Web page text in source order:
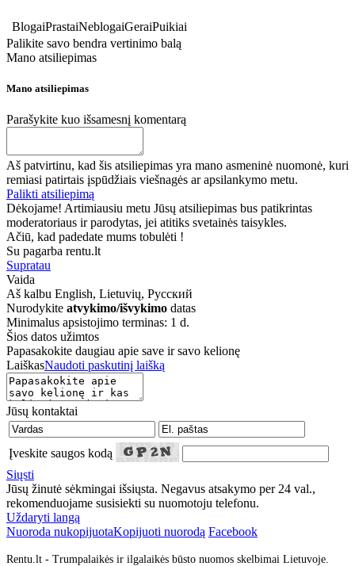
BlogaiPrastaiNeblogaiGeraiPuikiai
Palikite savo bendra vertinimo balą
Mano atsiliepimas
Mano atsiliepimas
Parašykite kuo išsamesnį komentarą
Aš patvirtinu, kad šis atsiliepimas yra mano asmeninė nuomonė, kuri
remiasi patirtais įspūdžiais viešnagės ar apsilankymo metu.
Palikti atsiliepimą
Dėkojame! Artimiausiu metu Jūsų atsiliepimas bus patikrintas
moderatoriaus ir parodytas, jei atitiks svetainės taisykles.
Ačiū, kad padedate mums tobulėti !
Su pagarba rentu.lt
Supratau
Vaida
Aš kalbu English, Lietuvių, Русский
Nurodykite atvykimo/išvykimo datas
Minimalus apsistojimo terminas: 1 d.
Šios datos užimtos
Papasakokite daugiau apie save ir savo kelionę
LaiškasNaudoti paskutinį laišką
Jūsų kontaktai
Įveskite saugos kodą
Siųsti
Jūsų žinutė sėkmingai išsiųsta. Negavus atsakymo per 24 val.,
rekomenduojame susisiekti su nuomotoju telefonu.
Uždaryti langą
Nuoroda nukopijuotaKopijuoti nuorodą Facebook
Rentu.lt - Trumpalaikės ir ilgalaikės būsto nuomos skelbimai Lietuvoje.